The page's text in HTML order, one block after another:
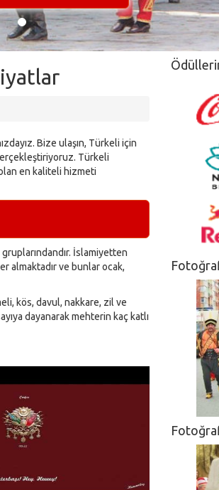
Bize ulaşın, Türkeli için
Türkeli
en kaliteli hizmeti
İslamiyetten
almaktadır ve bunlar ocak,
kös, davul, nakkare, zil ve
dayanarak mehterin kaç katlı